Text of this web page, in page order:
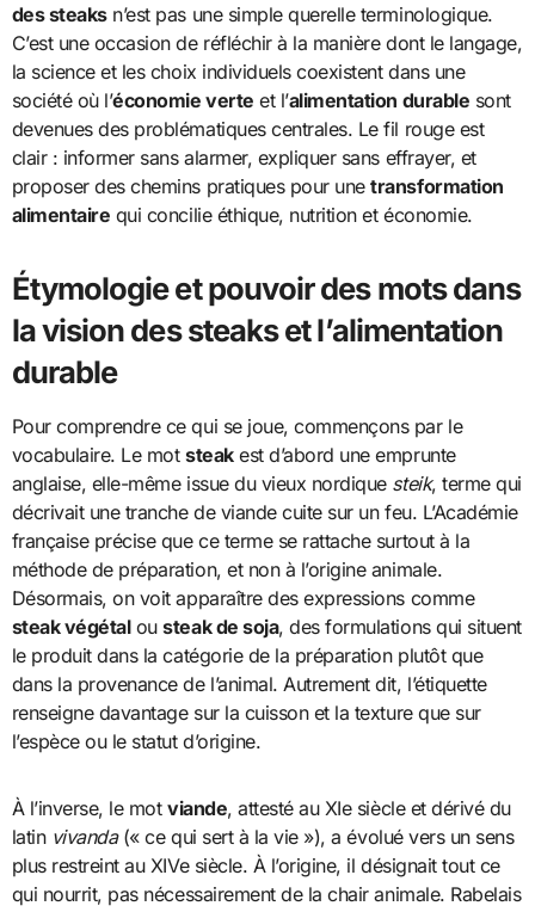
des steaksn’est pas une simple querelle terminologique.
C’est une occasion de réfléchir à la manière dont le langage,
la science et les choix individuels coexistent dans une
société où l’économie verte et l’alimentation durable sont
devenues des problématiques centrales. Le fil rouge est
clair : informer sans alarmer, expliquer sans effrayer, et
proposer des chemins pratiques pour unetransformation
alimentaire qui concilie éthique, nutrition et économie.
Étymologie et pouvoir des mots dans
la vision des steaks et l’alimentation
durable
Pour comprendre ce qui se joue, commençons par le
vocabulaire. Le mot steakest d’abord une emprunte
anglaise, elle-même issue du vieux nordique steik, terme qui
décrivait une tranche de viande cuite sur un feu. L’Académie
française précise que ce terme se rattache surtout à la
méthode de préparation, et non à l’origine animale.
Désormais, on voit apparaître des expressions comme
steak végétalousteak de soja, des formulations qui situent
le produit dans la catégorie de la préparation plutôt que
dans la provenance de l’animal. Autrement dit, l’étiquette
renseigne davantage sur la cuisson et la texture que sur
l’espèce ou le statut d’origine.
À l’inverse, le mot viande, attesté au XIe siècle et dérivé du
latin vivanda(« ce qui sert à la vie »), a évolué vers un sens
plus restreint au XIVe siècle. À l’origine, il désignait tout ce
qui nourrit, pas nécessairement de la chair animale. Rabelais